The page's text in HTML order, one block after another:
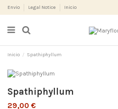
Envio Legal Notice Inicio
Inicio Spathiphyllum
Spathiphyllum
29,00 €